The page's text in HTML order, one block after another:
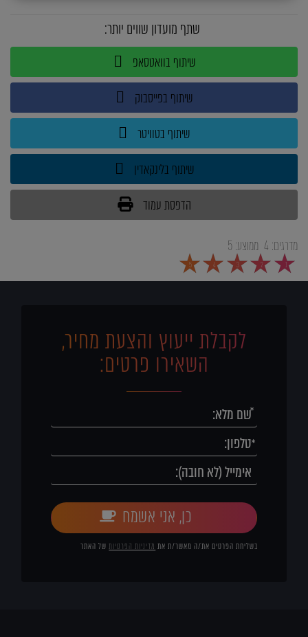
שתף מועדון שווים יותר:
שיתוף בוואטסאפ
שיתוף בפייסבוק
שיתוף בטוויטר
שיתוף בלינקאדין
הדפסת עמוד
מדרגים: 4 ממוצע:5
1
2
3
4
5
לקבלת ייעוץ והצעת מחיר,
השאירו פרטים:
כן, אני אשמח
בשליחת הפרטים את/ה מאשר/ת את מדיניות הפרטיותשל האתר